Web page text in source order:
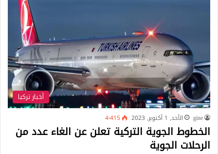
أخبار تركيا
gine الأحد, 1 أكتوبر, 2023 4٬415
الخطوط الجوية التركية تعلن عن الغاء عدد من
الرحلات الجوية